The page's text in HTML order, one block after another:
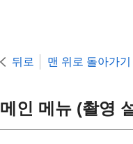
뒤로 맨 위로 돌아가기
메인 메뉴 (촬영